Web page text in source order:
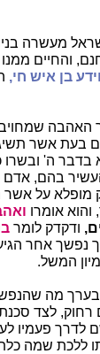
מעשרה
והחיים ממנו
בן איש חי,
האהבה
בעת אשר
ה' ובשרו
להעשיר בהם,
על אשר
אומרו
ודקדק לומר
נפשך אחר
המשל.
בערך מה
לצד
לדרך פעמיו
ללכת שמה